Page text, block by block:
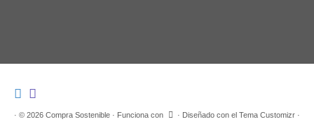
· © 2026 Compra Sostenible · Funciona con · Diseñado con el Tema Customizr ·